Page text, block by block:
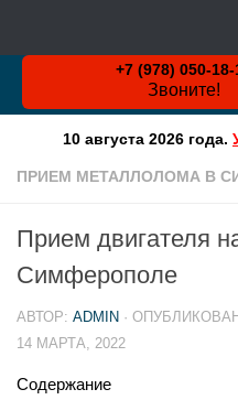
+7 (978) 050-18-
Звоните!
10 августа 2026 года.
ПРИЕМ МЕТАЛЛОЛОМА В
Прием двигателя
Симферополе
АВТОР: ADMIN ·
14 МАРТА, 2022
Содержание